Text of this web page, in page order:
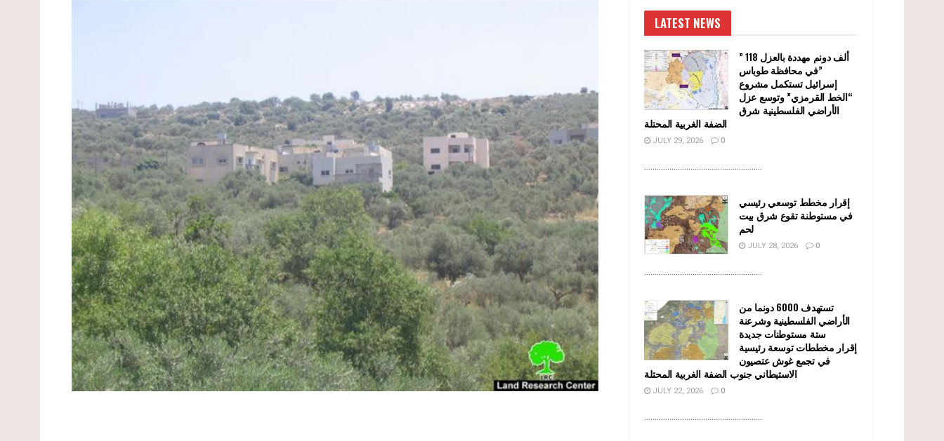
LATEST NEWS
” 118 ألف دونم مهددة بالعزل
في محافظة طوباس”
إسرائيل تستكمل مشروع
“الخط القرمزي” وتوسع عزل
الأراضي الفلسطينية شرق
الضفة الغربية المحتلة
JULY 29, 2026 0
........................................................
إقرار مخطط توسعي رئيسي
في مستوطنة تقوع شرق بيت
لحم
JULY 28, 2026 0
........................................................
تستهدف 6000 دونما من
الأراضي الفلسطينية وشرعنة
ستة مستوطنات جديدة
إقرار مخططات توسعة رئيسية
في تجمع غوش عتصيون
الاستيطاني جنوب الضفة الغربية المحتلة
JULY 22, 2026 0
........................................................